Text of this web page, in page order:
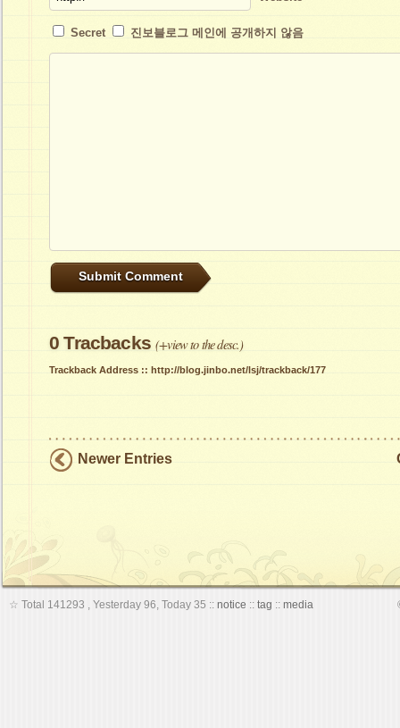
Secret 진보블로그 메인에 공개하지 않음
0 Tracbacks (+view to the desc.)
Trackback Address :: http://blog.jinbo.net/lsj/trackback/177
Newer Entries
☆ Total 141293 Yesterday 96 Today 35 :: notice :: tag :: media